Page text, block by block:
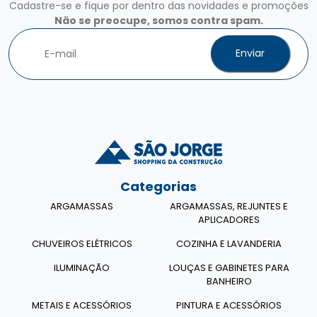
Cadastre-se e fique por dentro das novidades e promoções
Não se preocupe, somos contra spam.
Enviar
Categorias
ARGAMASSAS
ARGAMASSAS, REJUNTES E
APLICADORES
CHUVEIROS ELÉTRICOS
COZINHA E LAVANDERIA
ILUMINAÇÃO
LOUÇAS E GABINETES PARA
BANHEIRO
METAIS E ACESSÓRIOS
PINTURA E ACESSÓRIOS